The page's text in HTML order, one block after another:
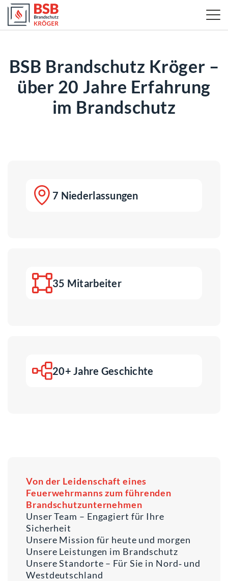
BSB Brandschutz Kröger –
über 20 Jahre Erfahrung
im Brandschutz
7 Niederlassungen
35 Mitarbeiter
20+ Jahre Geschichte
Von der Leidenschaft eines
Feuerwehrmanns zum führenden
Brandschutzunternehmen
Unser Team – Engagiert für Ihre
Sicherheit
Unsere Mission für heute und morgen
Unsere Leistungen im Brandschutz
Unsere Standorte – Für Sie in Nord‑ und
Westdeutschland